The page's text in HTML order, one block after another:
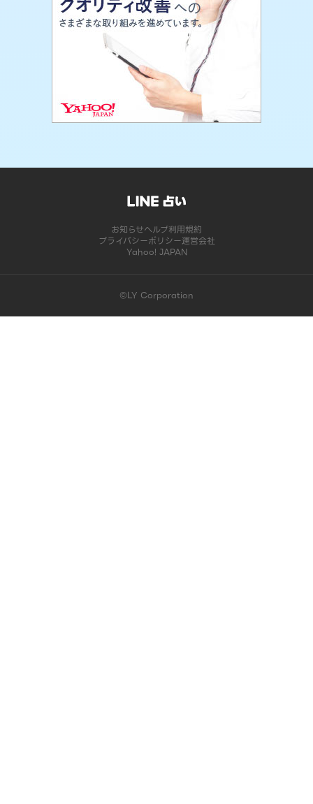
お知らせヘルプ利用規約
プライバシーポリシー運営会社
Yahoo! JAPAN
©LY Corporation
このコンテンツは掲載が終了しました | LINE占い